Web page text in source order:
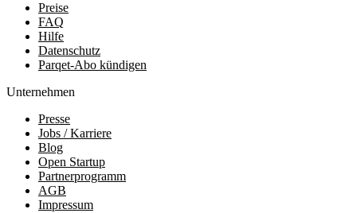
Preise
FAQ
Hilfe
Datenschutz
Parqet-Abo kündigen
Unternehmen
Presse
Jobs / Karriere
Blog
Open Startup
Partnerprogramm
AGB
Impressum